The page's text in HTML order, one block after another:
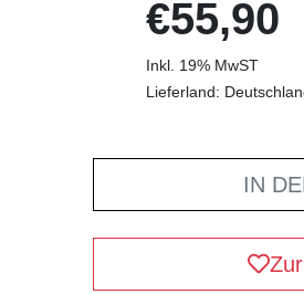
€55,90
Inkl. 19% MwST
Lieferland:
IN